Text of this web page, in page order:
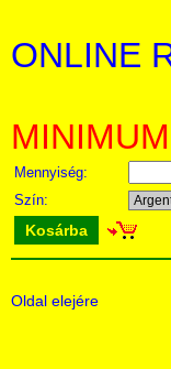
ONLINE
Mennyiség:
Szín:
Kosárba
Oldal elejére